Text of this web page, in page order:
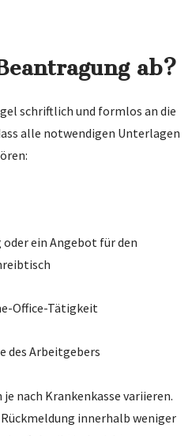
ab?
schriftlich und formlos an die
alle notwendigen Unterlagen
ein Angebot für den
Office-Tätigkeit
des Arbeitgebers
nach Krankenkasse variieren.
innerhalb weniger